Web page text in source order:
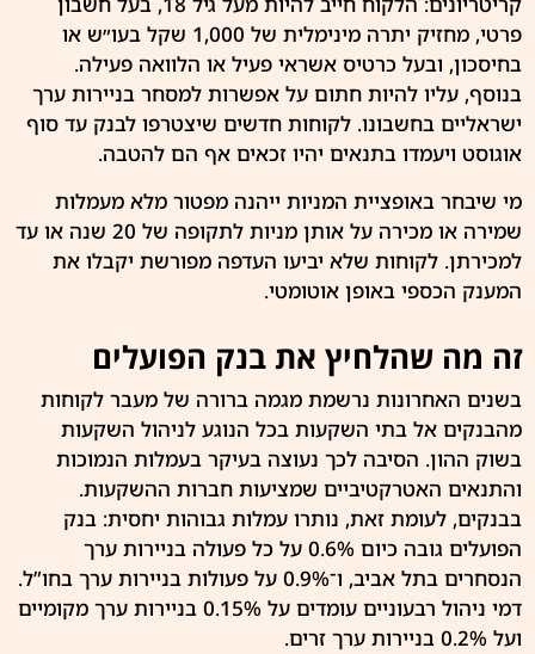
פרטי, מחזיק יתרה מינימלית של 1,000 שקל בעו״ש או
בחיסכון, ובעל כרטיס אשראי פעיל או הלוואה פעילה.
בנוסף, עליו להיות חתום על אפשרות למסחר בניירות ערך
ישראליים בחשבונו. לקוחות חדשים שיצטרפו לבנק עד סוף
אוגוסט ויעמדו בתנאים יהיו זכאים אף הם להטבה.
מי שיבחר באופציית המניות ייהנה מפטור מלא מעמלות
שמירה או מכירה על אותן מניות לתקופה של 20 שנה או עד
למכירתן. לקוחות שלא יביעו העדפה מפורשת יקבלו את
המענק הכספי באופן אוטומטי.
זה מה שהלחיץ את בנק הפועלים
בשנים האחרונות נרשמת מגמה ברורה של מעבר לקוחות
מהבנקים אל בתי השקעות בכל הנוגע לניהול השקעות
בשוק ההון. הסיבה לכך נעוצה בעיקר בעמלות הנמוכות
והתנאים האטרקטיביים שמציעות חברות ההשקעות.
בבנקים, לעומת זאת, נותרו עמלות גבוהות יחסית: בנק
הפועלים גובה כיום 0.6% על כל פעולה בניירות ערך
הנסחרים בתל אביב, ו־0.9% על פעולות בניירות ערך בחו”ל.
דמי ניהול רבעוניים עומדים על 0.15% בניירות ערך מקומיים
ועל 0.2% בניירות ערך זרים.